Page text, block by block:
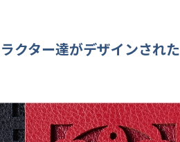
クター達がデザインされた